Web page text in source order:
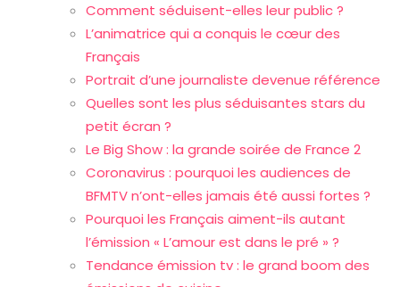
Comment séduisent-elles leur public ?
L’animatrice qui a conquis le cœur des
Français
Portrait d’une journaliste devenue référence
Quelles sont les plus séduisantes stars du
petit écran ?
Le Big Show : la grande soirée de France 2
Coronavirus : pourquoi les audiences de
BFMTV n’ont-elles jamais été aussi fortes ?
Pourquoi les Français aiment-ils autant
l’émission « L’amour est dans le pré » ?
Tendance émission tv : le grand boom des